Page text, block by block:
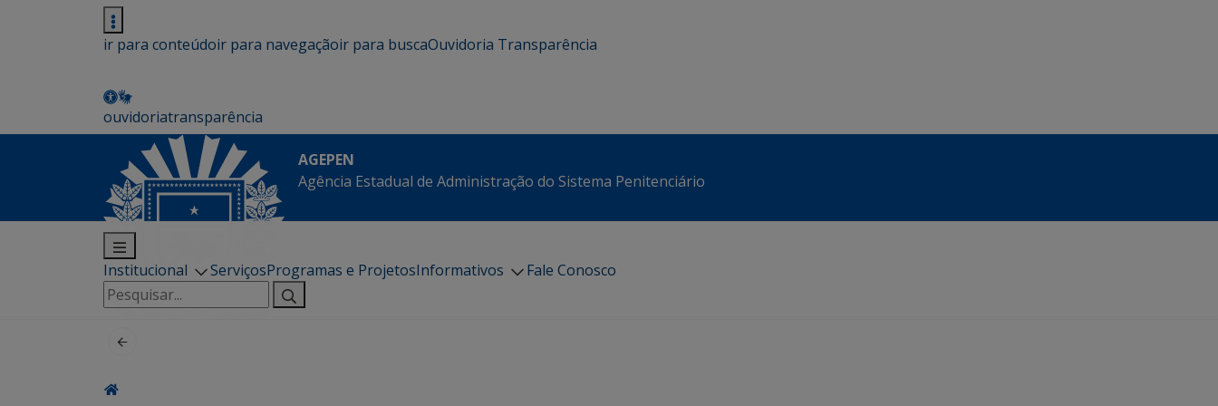
ir para conteúdoir para navegaçãoir para buscaOuvidoria Transparência
ouvidoriatransparência
AGEPEN
Agência Estadual de Administração do Sistema Penitenciário
Institucional ServiçosProgramas e ProjetosInformativos
Fale Conosco
Pesquisar
por: